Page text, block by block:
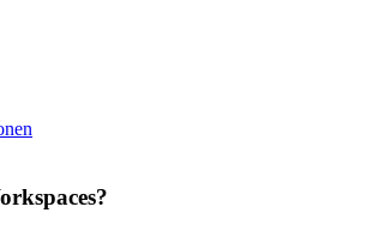
ist kostenfrei nutzbar.